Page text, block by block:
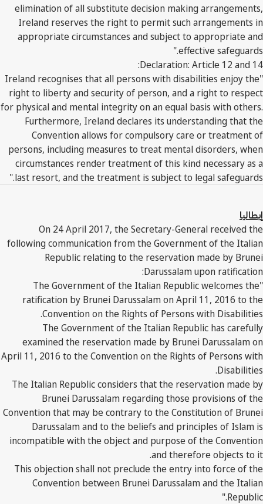
elimination of all substitute decision making arrangements,
Ireland reserves the right to permit such arrangements in
appropriate circumstances and subject to appropriate and
effective safeguards."
Declaration: Article 12 and 14:
"Ireland recognises that all persons with disabilities enjoy the
right to liberty and security of person, and a right to respect
for physical and mental integrity on an equal basis with others.
Furthermore, Ireland declares its understanding that the
Convention allows for compulsory care or treatment of
persons, including measures to treat mental disorders, when
circumstances render treatment of this kind necessary as a
last resort, and the treatment is subject to legal safeguards."
إيطاليا
On 24 April 2017, the Secretary-General received the
following communication from the Government of the Italian
Republic relating to the reservation made by Brunei
Darussalam upon ratification:
"The Government of the Italian Republic welcomes the
ratification by Brunei Darussalam on April 11, 2016 to the
Convention on the Rights of Persons with Disabilities.
The Government of the Italian Republic has carefully
examined the reservation made by Brunei Darussalam on
April 11, 2016 to the Convention on the Rights of Persons with
Disabilities.
The Italian Republic considers that the reservation made by
Brunei Darussalam regarding those provisions of the
Convention that may be contrary to the Constitution of Brunei
Darussalam and to the beliefs and principles of Islam is
incompatible with the object and purpose of the Convention
and therefore objects to it.
This objection shall not preclude the entry into force of the
Convention between Brunei Darussalam and the Italian
Republic."